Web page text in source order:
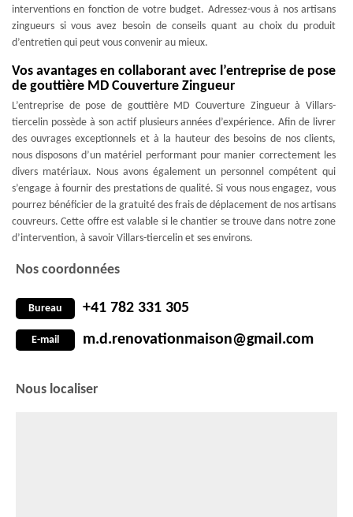
interventions en fonction de votre budget. Adressez-vous à nos artisans
zingueurs si vous avez besoin de conseils quant au choix du produit
d’entretien qui peut vous convenir au mieux.
Vos avantages en collaborant avec l’entreprise de pose
de gouttière MD Couverture Zingueur
L’entreprise de pose de gouttière MD Couverture Zingueur à Villars-
tiercelin possède à son actif plusieurs années d’expérience. Afin de livrer
des ouvrages exceptionnels et à la hauteur des besoins de nos clients,
nous disposons d’un matériel performant pour manier correctement les
divers matériaux. Nous avons également un personnel compétent qui
s’engage à fournir des prestations de qualité. Si vous nous engagez, vous
pourrez bénéficier de la gratuité des frais de déplacement de nos artisans
couvreurs. Cette offre est valable si le chantier se trouve dans notre zone
d’intervention, à savoir Villars-tiercelin et ses environs.
Nos coordonnées
Bureau +41 782 331 305
E-mail m.d.renovationmaison@gmail.com
Nous localiser